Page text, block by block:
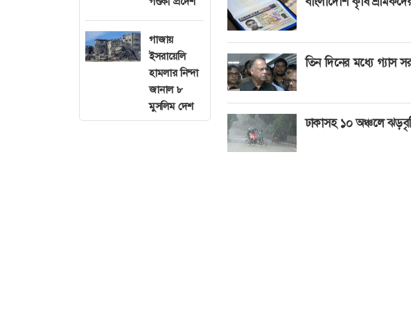
গাজায়
ইসরায়েলি
হামলার নিন্দা
জানাল ৮
মুসলিম দেশ
তিন দিনের মধ্যে গ্যাস
ঢাকাসহ ১০ অঞ্চলে